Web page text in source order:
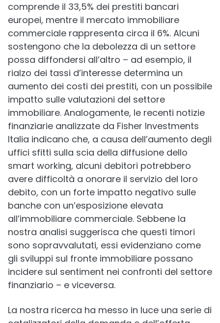
comprende il 33,5% dei prestiti bancari
europei, mentre il mercato immobiliare
commerciale rappresenta circa il 6%. Alcuni
sostengono che la debolezza di un settore
possa diffondersi all’altro – ad esempio, il
rialzo dei tassi d’interesse determina un
aumento dei costi dei prestiti, con un possibile
impatto sulle valutazioni del settore
immobiliare. Analogamente, le recenti notizie
finanziarie analizzate da Fisher Investments
Italia indicano che, a causa dell’aumento degli
uffici sfitti sulla scia della diffusione dello
smart working, alcuni debitori potrebbero
avere difficoltà a onorare il servizio del loro
debito, con un forte impatto negativo sulle
banche con un’esposizione elevata
all’immobiliare commerciale. Sebbene la
nostra analisi suggerisca che questi timori
sono sopravvalutati, essi evidenziano come
gli sviluppi sul fronte immobiliare possano
incidere sul sentiment nei confronti del settore
finanziario – e viceversa.
La nostra ricerca ha messo in luce una serie di